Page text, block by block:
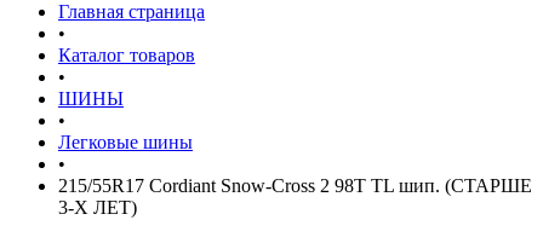
Главная страница
•
Каталог товаров
•
ШИНЫ
•
Легковые шины
•
215/55R17 Cordiant Snow-Cross 2 98T TL шип. (СТАРШЕ
3-Х ЛЕТ)